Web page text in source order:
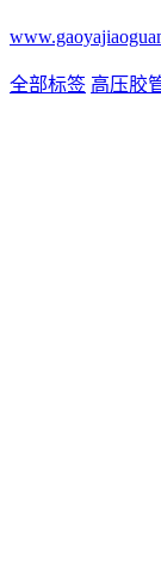
全部标签 高压胶